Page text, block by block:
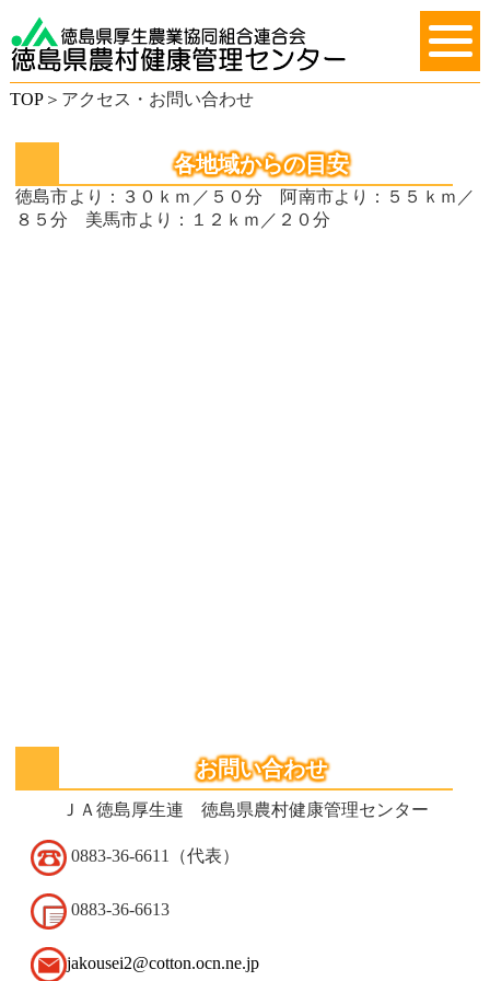
TOP ＞ アクセス・お問い合わせ
各地域からの目安
徳島市より：３０ｋｍ／５０分 阿南市より：５５ｋｍ／
８５分 美馬市より：１２ｋｍ／２０分
お問い合わせ
ＪＡ徳島厚生連 徳島県農村健康管理センター
0883-36-6611（代表）
0883-36-6613
jakousei2@cotton.ocn.ne.jp